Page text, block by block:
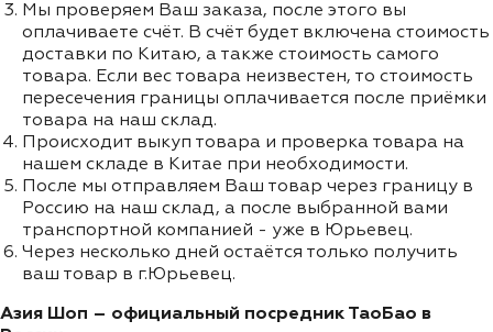
Мы проверяем Ваш заказа, после этого вы
оплачиваете счёт. В счёт будет включена стоимость
доставки по Китаю, а также стоимость самого
товара. Если вес товара неизвестен, то стоимость
пересечения границы оплачивается после приёмки
товара на наш склад.
Происходит выкуп товара и проверка товара на
нашем складе в Китае при необходимости.
После мы отправляем Ваш товар через границу в
Россию на наш склад, а после выбранной вами
транспортной компанией - уже в Юрьевец.
Через несколько дней остаётся только получить
ваш товар в г.Юрьевец.
Азия Шоп – официальный посредник ТаоБао в